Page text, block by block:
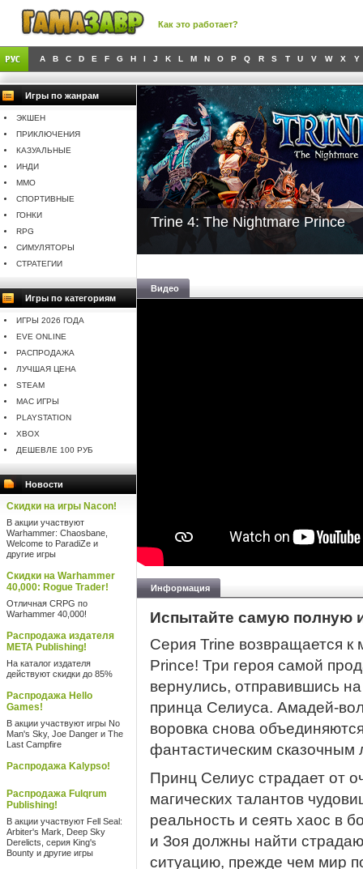
Как это работает?
A B C D E F G H I J K L M N O P Q R S T U V W X Y
Игры по жанрам
ЭКШЕН
ПРИКЛЮЧЕНИЯ
КАЗУАЛЬНЫЕ
ИНДИ
MMO
СПОРТИВНЫЕ
ГОНКИ
RPG
СИМУЛЯТОРЫ
СТРАТЕГИИ
Игры по категориям
ИГРЫ 2026 ГОДА
EVE ONLINE
РАСПРОДАЖА
ЛУЧШАЯ ЦЕНА
STEAM
MAC ИГРЫ
PLAYSTATION
XBOX
ДЕШЕВЛЕ 100 РУБ
Новости
Скидки на игры Nacon!
В акции участвуют
Warhammer: Chaosbane,
Welcome to ParadiZe и
другие игры
Скидки на Warhammer
40,000: Rogue Trader!
Отличная CRPG по
Warhammer 40,000!
Распродажа издателя
META Publishing!
На каталог издателя
действуют скидки до 85%
Распродажа Hello
Games!
В акции участвуют игры No
Man's Sky, Joe Danger и The
Last Campfire
Распродажа Kalypso!
Распродажа Fulqrum
Publishing!
В акции участвуют Fell Seal:
Arbiter's Mark, Deep Sky
Derelicts, серия King's
Bounty и другие игры
Trine 4: The Nightmare Prince
Видео
Информация
Испытайте самую полную
Серия Trine возвращается к
Prince! Три героя самой
вернулись, отправившись
принца Селиуса. Амадей-
воровка снова
фантастическим
Принц Селиус страдает от
магических талантов
реальность и сеять хаос в
и Зоя должны найти
ситуацию, прежде чем мир